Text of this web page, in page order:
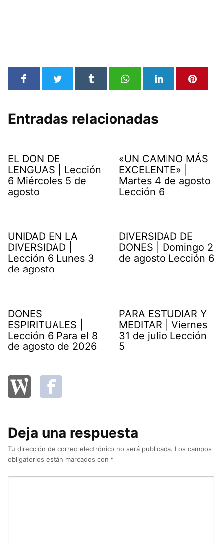
Entradas relacionadas
EL DON DE
LENGUAS | Lección
6 Miércoles 5 de
agosto
«UN CAMINO MÁS
EXCELENTE» |
Martes 4 de agosto
Lección 6
UNIDAD EN LA
DIVERSIDAD |
Lección 6 Lunes 3
de agosto
DIVERSIDAD DE
DONES | Domingo 2
de agosto Lección 6
DONES
ESPIRITUALES |
Lección 6 Para el 8
de agosto de 2026
PARA ESTUDIAR Y
MEDITAR | Viernes
31 de julio Lección
5
Deja una respuesta
Tu dirección de correo electrónico no será publicada. Los campos
obligatorios están marcados con *